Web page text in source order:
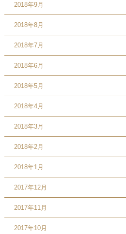
2018年9月
2018年8月
2018年7月
2018年6月
2018年5月
2018年4月
2018年3月
2018年2月
2018年1月
2017年12月
2017年11月
2017年10月